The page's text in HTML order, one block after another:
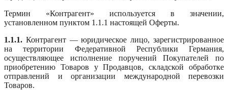
Термин «Контрагент» используется в значении,
установленном пунктом 1.1.1 настоящей Оферты.
1.1.1. Контрагент — юридическое лицо, зарегистрированное
на территории Федеративной Республики Германия,
осуществляющее исполнение поручений Покупателей по
приобретению Товаров у Продавцов, складской обработке
отправлений и организации международной перевозки
Товаров.